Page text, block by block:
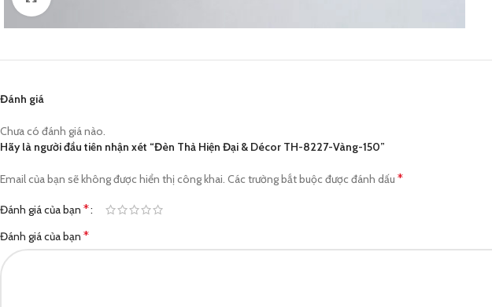
Đánh giá
Chưa có đánh giá nào.
Hãy là người đầu tiên nhận xét “Đèn Thả Hiện Đại & Décor TH-8227-Vàng-150”
Email của bạn sẽ không được hiển thị công khai. Các trường bắt buộc được đánh dấu *
Đánh giá của bạn *
Đánh giá của bạn *